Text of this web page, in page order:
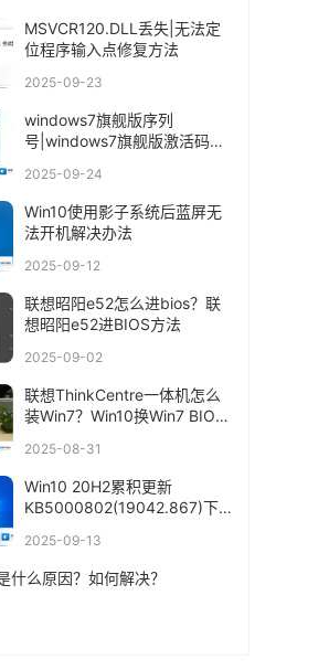
MSVCR120.DLL丢失|无法定
位程序输入点修复方法
2025-09-23
windows7旗舰版序列
号|windows7旗舰版激活码
2025-09-24
Win10使用影子系统后蓝屏无
法开机解决办法
2025-09-12
联想昭阳e52怎么进bios？联
想昭阳e52进BIOS方法
2025-09-02
联想ThinkCentre一体机怎么
装Win7？Win10换Win7 BIOS
2025-08-31
Win10 20H2累积更新
KB5000802(19042.867)下
2025-09-13
什么原因？如何解决？